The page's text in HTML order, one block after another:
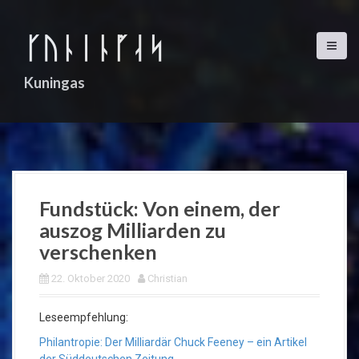
u
ᚴᚢᚿᛁᚿᚵᛆᛋ
Kuningas
Fundstück: Von einem, der
auszog Milliarden zu
verschenken
22. Oktober 2020 Christian
Leseempfehlung:
Philantropie: Der Milliardär Chuck Feeney – ein Artikel